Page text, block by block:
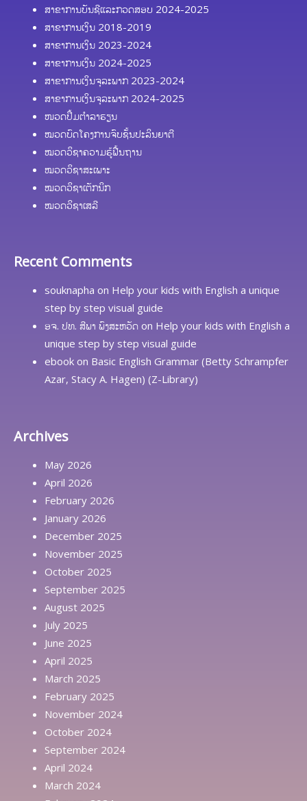
ສາຂາການບັນຊີແລະກວດສອບ 2024-2025
ສາຂາການເງິນ 2018-2019
ສາຂາການເງິນ 2023-2024
ສາຂາການເງິນ 2024-2025
ສາຂາການເງິນຈຸລະພາກ 2023-2024
ສາຂາການເງິນຈຸລະພາກ 2024-2025
ໜວດປຶ້ມຕຳລາຮຽນ
ໝວດບົດໂຄງການຈົບຊັ້ນປະລິນຍາຕີ
ໝວດວິຊາຄວາມຮູ້ຟື້ນຖານ
ໝວດວິຊາສະເພາະ
ໝວດວິຊາເຕັກນິກ
ໝວດວິຊາເສລີ
Recent Comments
souknapha on Help your kids with English a unique
step by step visual guide
ອຈ. ປທ. ສີພາ ພົງສະຫວັດ on Help your kids with English a
unique step by step visual guide
ebook on Basic English Grammar (Betty Schrampfer
Azar, Stacy A. Hagen) (Z-Library)
Archives
May 2026
April 2026
February 2026
January 2026
December 2025
November 2025
October 2025
September 2025
August 2025
July 2025
June 2025
April 2025
March 2025
February 2025
November 2024
October 2024
September 2024
April 2024
March 2024